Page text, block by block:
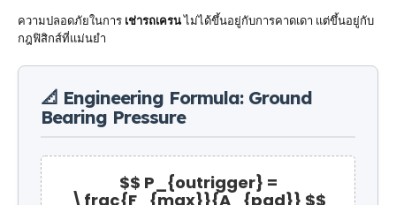
ความปลอดภัยในการ เช่ารถเครนไม่ได้ขึ้นอยู่กับการคาดเดา แต่ขึ้นอยู่กับ
กฎฟิสิกส์ที่แม่นยำ
📐 Engineering Formula: Ground
Bearing Pressure
$$ P_{outrigger} =
\frac{F_{max}}{A_{pad}} $$